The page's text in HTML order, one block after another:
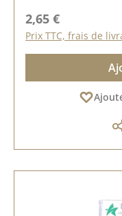
Prix régulier :
2,65 €
Prix TTC, frais de